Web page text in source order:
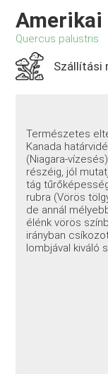
Quercus palustris
Szállítási
Természetes
Kanada
(Niagara-
részéig, jól
tág
rubra (Vörös
de annál
élénk vörös
irányban
lombjával kiváló